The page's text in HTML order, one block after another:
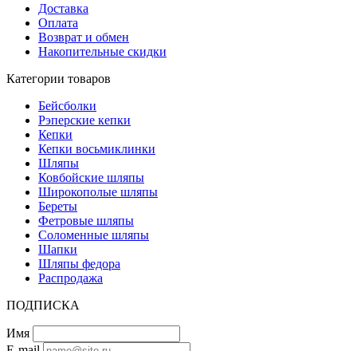
Доставка
Оплата
Возврат и обмен
Накопительные скидки
Категории товаров
Бейсболки
Рэперские кепки
Кепки
Кепки восьмиклинки
Шляпы
Ковбойские шляпы
Широкополые шляпы
Береты
Фетровые шляпы
Соломенные шляпы
Шапки
Шляпы федора
Распродажа
ПОДПИСКА
Имя